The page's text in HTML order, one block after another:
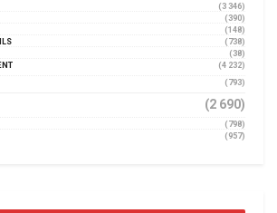
(3 346)
(390)
(148)
(738)
(38)
(4 232)
(793)
(2 690)
(798)
(957)